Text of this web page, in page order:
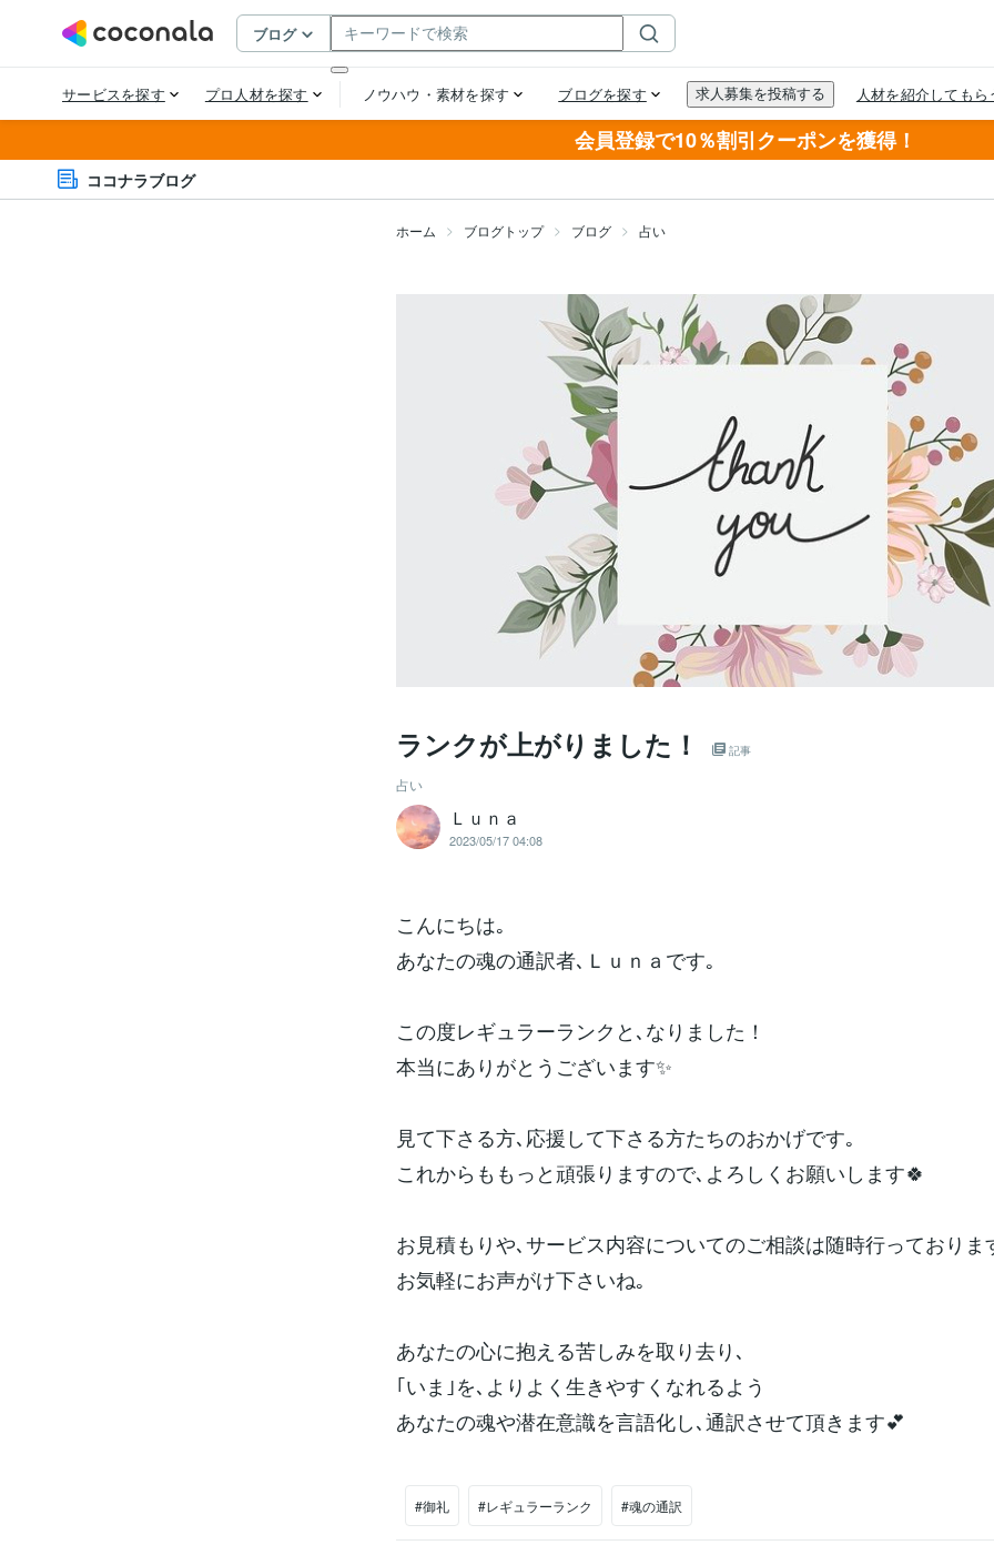
会員登録で10％割引クーポンを獲得！
ココナラブログ
ホーム ブログトップ ブログ 占い
ランクが上がりました！ 記事
占い
Ｌｕｎａ
2023/05/17 04:08
こんにちは｡
あなたの魂の通訳者､Ｌｕｎａです｡
この度レギュラーランクと､なりました！
本当にありがとうございます✨
見て下さる方､応援して下さる方たちのおかげです｡
これからももっと頑張りますので､よろしくお願いします🍀
お見積もりや､サービス内容についてのご相談は随時行っておりま
お気軽にお声がけ下さいね｡
あなたの心に抱える苦しみを取り去り､
｢いま｣を､よりよく生きやすくなれるよう
あなたの魂や潜在意識を言語化し､通訳させて頂きます💕
#御礼 #レギュラーランク #魂の通訳